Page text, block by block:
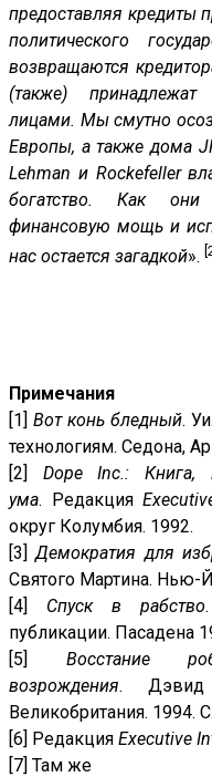
предоставляя кредиты
политического
возвращаются
(также)
лицами. Мы смутно
Европы, а также дома
Lehman и Rockefeller
богатство. Как
финансовую мощь и
нас остается загадкой».
Примечания
[1] Вот конь бледный.
технологиям. Седона,
[2] Dope Inc.: Книга,
ума. Редакция
округ Колумбия. 1992.
[3]Демократия для
Святого Мартина. Нью-
[4] Спуск в рабство
публикации. Пасадена
[5] Восстание
возрождения. Дэвид
Великобритания. 1994.
[6] Редакция Executive
[7] Там же